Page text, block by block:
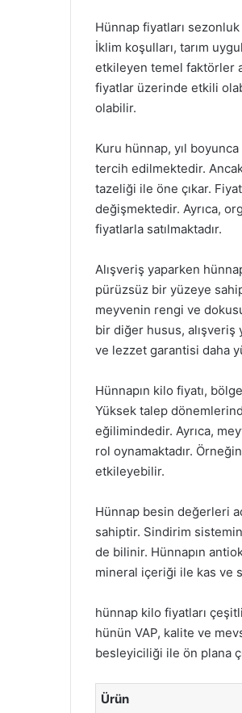
Hünnap fiyatları
İklim koşulları, tarım
etkileyen temel faktörler
fiyatlar üzerinde etkili
olabilir.
Kuru hünnap, yıl
tercih edilmektedir.
tazeliği ile öne çıkar.
değişmektedir. Ayrıca,
fiyatlarla satılmaktadır.
Alışveriş yaparken
pürüzsüz bir yüzeye
meyvenin rengi ve
bir diğer husus, alışveriş
ve lezzet garantisi daha
Hünnapın kilo fiyatı,
Yüksek talep
eğilimindedir. Ayrıca,
rol oynamaktadır.
etkileyebilir.
Hünnap besin değerleri
sahiptir. Sindirim
de bilinir. Hünnapın
mineral içeriği ile kas ve
hünnap kilo fiyatları
hünün VAP, kalite ve
besleyiciliği ile ön plana
Ürün